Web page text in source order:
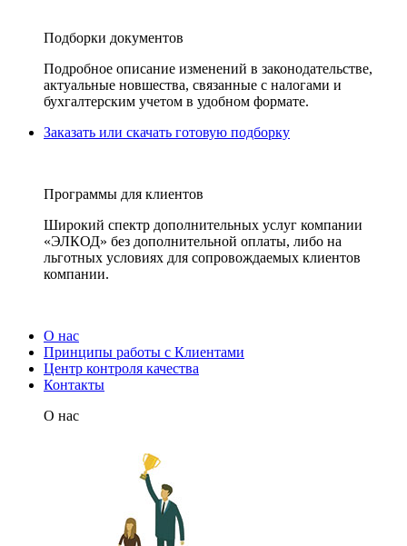
Подборки документов
Подробное описание изменений в законодательстве,
актуальные новшества, связанные с налогами и
бухгалтерским учетом в удобном формате.
Заказать или скачать готовую подборку
Программы для клиентов
Широкий спектр дополнительных услуг компании
«ЭЛКОД» без дополнительной оплаты, либо на
льготных условиях для сопровождаемых клиентов
компании.
О нас
Принципы работы с Клиентами
Центр контроля качества
Контакты
О нас